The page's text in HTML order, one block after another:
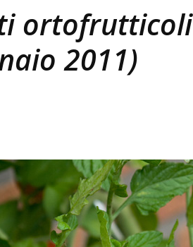
ortofrutticoli
2011)